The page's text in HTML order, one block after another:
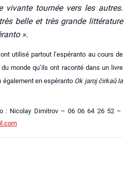
vivante tour­née vers les autres.
belle et très grande lit­té­ra­ture
».
uti­li­sé par­tout l’espéranto au cours de
monde qu’ils ont racon­té dans un livre
éga­le­ment en espé­ran­to Ok jaroj ĉir­kaŭ la
: Nico­lay Dimi­trov – 06 06 64 26 52 –